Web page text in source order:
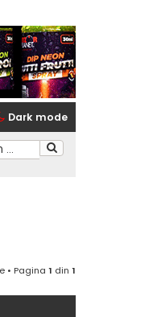
Dark mode
• Pagina 1 din 1